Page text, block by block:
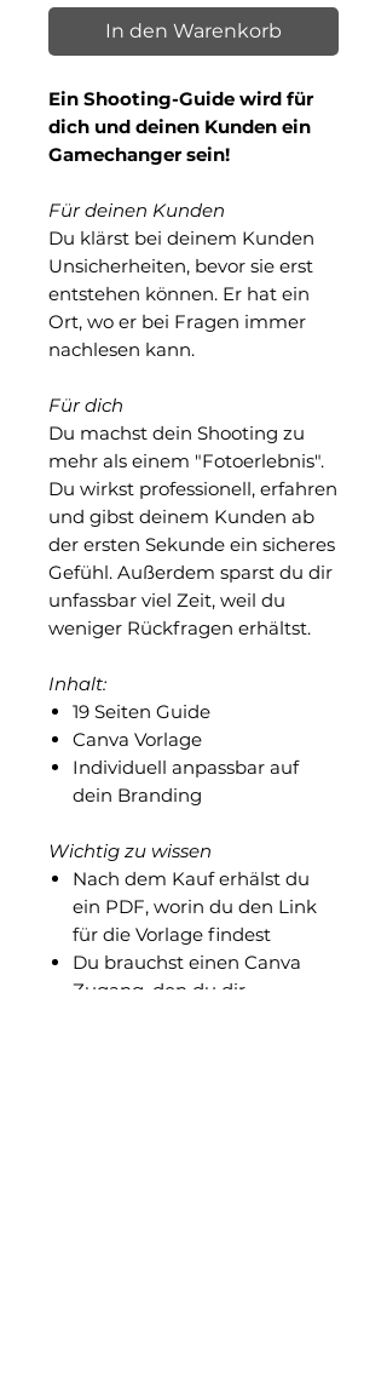
In den Warenkorb
Ein Shooting-Guide wird für
dich und deinen Kunden ein
Gamechanger sein!
Für deinen Kunden
Du klärst bei deinem Kunden
Unsicherheiten, bevor sie erst
entstehen können. Er hat ein
Ort, wo er bei Fragen immer
nachlesen kann.
Für dich
Du machst dein Shooting zu
mehr als einem "Fotoerlebnis".
Du wirkst professionell, erfahren
und gibst deinem Kunden ab
der ersten Sekunde ein sicheres
Gefühl. Außerdem sparst du dir
unfassbar viel Zeit, weil du
weniger Rückfragen erhältst.
Inhalt:
19 Seiten Guide
Canva Vorlage
Individuell anpassbar auf
dein Branding
Wichtig zu wissen
Nach dem Kauf erhälst du
ein PDF, worin du den Link
für die Vorlage findest
Du brauchst einen Canva
Zugang, den du dir